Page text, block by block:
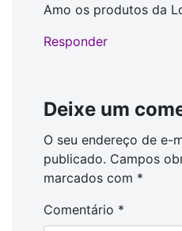
Amo os produtos da
Responder
Deixe um
O seu endereço de e-
publicado. Campos
marcados com *
Comentário *